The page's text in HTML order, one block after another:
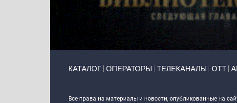
КАТАЛОГ ОПЕРАТОРЫ ТЕЛЕКАНАЛЫ ОТТ
Все права на материалы и новости, опубликованные на